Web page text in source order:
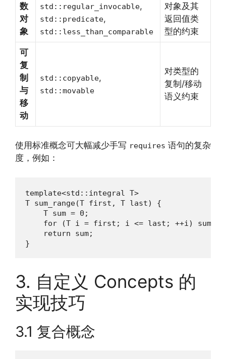
数
对
象
std::regular_invocable,
std::predicate,
std::less_than_comparable
对象及其
返回值类
型的约束
可
复
制
与
移
动
std::copyable,
std::movable
对类型的
复制/移动
语义约束
使用标准概念可大幅减少手写 requires 语句的复杂
度，例如：
template<std::integral T>
T sum_range(T first, T last) {
    T sum = 0;
for (T i = first; i <= last; ++i) sum
    return sum;
}
3. 自定义 Concepts 的
实现技巧
3.1 复合概念